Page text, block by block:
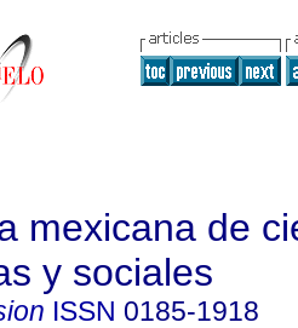
mexicana de
y sociales
ISSN 0185-1918